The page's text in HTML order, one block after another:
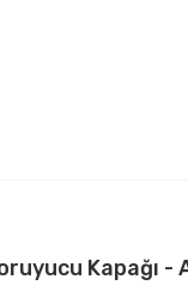
Kapağı -